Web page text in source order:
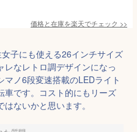
価格と在庫を楽天でチェック >>
子にも使える26インチサイズ
なレトロ調デザインになっ
ノ6段変速搭載のLEDライト
車です。コスト的にもリーズ
ないかと思います。